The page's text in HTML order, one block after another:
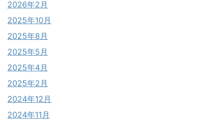
2026年2月
2025年10月
2025年8月
2025年5月
2025年4月
2025年2月
2024年12月
2024年11月